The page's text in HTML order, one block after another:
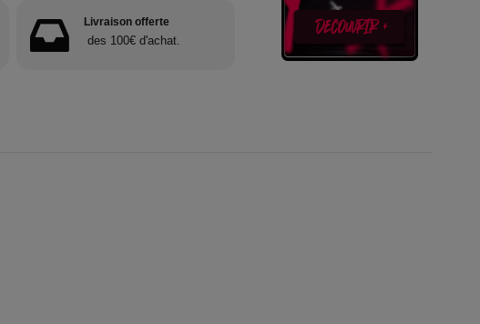
Livraison offerte
des 100€ d'achat.